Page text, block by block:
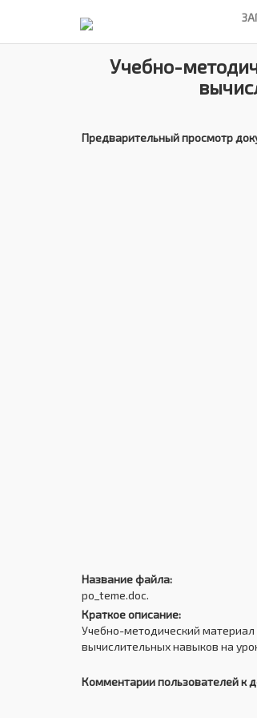
Учебно-
Предварительный просмотр
Название файла:
po_teme.doc.
Краткое описание:
Учебно-методический
вычислительных навыков на
Комментарии пользователей к